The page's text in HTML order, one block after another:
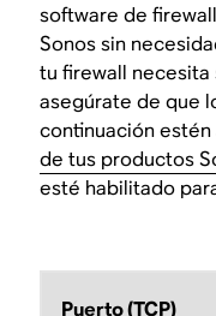
software de
Sonos sin
tu firewall necesita
asegúrate de que
continuación
de tus productos
esté habilitado
Puerto (TCP)